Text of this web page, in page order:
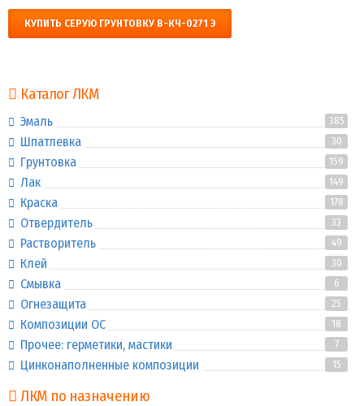
КУПИТЬ СЕРУЮ ГРУНТОВКУ В-КЧ-0271 Э
Каталог ЛКМ
Эмаль 385
Шпатлевка 30
Грунтовка 159
Лак 149
Краска 178
Отвердитель 33
Растворитель 49
Клей 30
Смывка 6
Огнезащита 25
Композиции ОС 18
Прочее: герметики, мастики 7
Цинконаполненные композиции 15
ЛКМ по назначению